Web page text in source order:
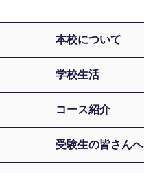
本校について
学校生活
コース紹介
受験生の皆さんへ